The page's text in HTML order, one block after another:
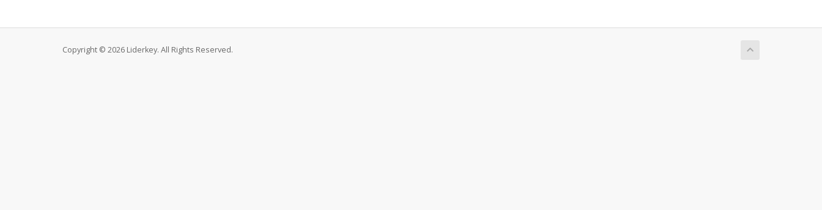
Copyright © 2026 Liderkey. All Rights Reserved.